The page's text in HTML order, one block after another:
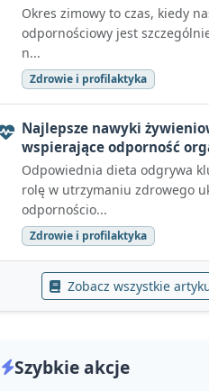
Okres zimowy to czas, kiedy
odpornościowy jest
n...
Zdrowie i profilaktyka
Najlepsze nawyki
wspierające odporność
Odpowiednia dieta odgrywa
rolę w utrzymaniu zdrowego
odpornościo...
Zdrowie i profilaktyka
Zobacz wszystkie
Szybkie akcje